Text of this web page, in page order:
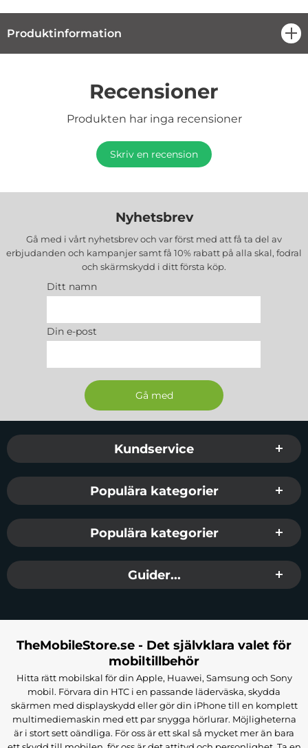
Produktinformation
Recensioner
Produkten har inga recensioner
Skriv en recension
Nyhetsbrev
Gå med i vårt nyhetsbrev och var först med att få ta del av
erbjudanden och kampanjer samt få 10% rabatt på alla skal, fodral
och skärmskydd i ditt första köp.
Ditt namn
Din e-post
Sidfot Blandad info och länkar
Kundservice
Populära kategorier
Populära kategorier
Guider...
TheMobileStore.se - Det självklara valet för
mobiltillbehör
Hitta rätt mobilskal för din Apple, Huawei, Samsung och Sony
mobil. Förvara din HTC i en passande läderväska, skydda
skärmen med displayskydd eller gör din iPhone till en komplett
multimediemaskin med ett par snygga hörlurar. Möjligheterna
är i stort sett oändliga. För oss är ett skal så mycket mer än bara